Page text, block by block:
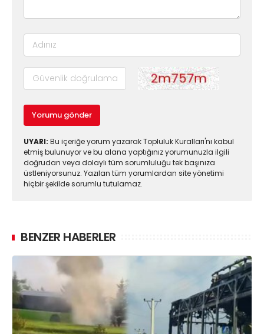
Yorumu gönder
UYARI: Bu içeriğe yorum yazarak Topluluk Kuralları'nı kabul
etmiş bulunuyor ve bu alana yaptığınız yorumunuzla ilgili
doğrudan veya dolaylı tüm sorumluluğu tek başınıza
üstleniyorsunuz. Yazılan tüm yorumlardan site yönetimi
hiçbir şekilde sorumlu tutulamaz.
BENZER HABERLER